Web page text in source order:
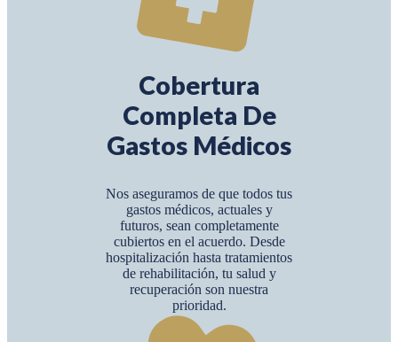
Cobertura
Completa De
Gastos Médicos
Nos aseguramos de que todos tus
gastos médicos, actuales y
futuros, sean completamente
cubiertos en el acuerdo. Desde
hospitalización hasta tratamientos
de rehabilitación, tu salud y
recuperación son nuestra
prioridad.